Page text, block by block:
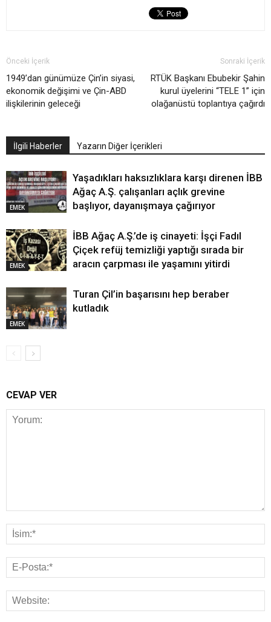
Önceki İçerik
1949’dan günümüze Çin’in siyasi,
ekonomik değişimi ve Çin-ABD
ilişkilerinin geleceği
Sonraki İçerik
RTÜK Başkanı Ebubekir Şahin
kurul üyelerini “TELE 1” için
olağanüstü toplantıya çağırdı
İlgili Haberler Yazarın Diğer İçerikleri
EMEK
Yaşadıkları haksızlıklara karşı direnen İBB
Ağaç A.Ş. çalışanları açlık grevine
başlıyor, dayanışmaya çağırıyor
EMEK
İBB Ağaç A.Ş.’de iş cinayeti: İşçi Fadıl
Çiçek refüj temizliği yaptığı sırada bir
aracın çarpması ile yaşamını yitirdi
EMEK
Turan Çil’in başarısını hep beraber
kutladık
CEVAP VER